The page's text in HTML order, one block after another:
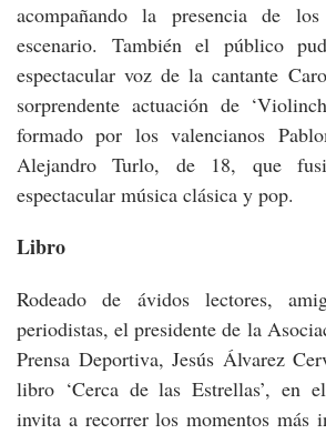
acompañando la presencia de
escenario. También el público
espectacular voz de la cantante
sorprendente actuación de
formado por los valencianos
Alejandro Turlo, de 18, que
espectacular música clásica y pop.
Libro
Rodeado de ávidos lectores,
periodistas, el presidente de la
Prensa Deportiva, Jesús Álvarez
libro ‘Cerca de las Estrellas’, en
invita a recorrer los momentos más